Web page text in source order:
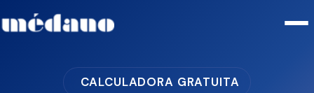
CALCULADORA GRATUITA